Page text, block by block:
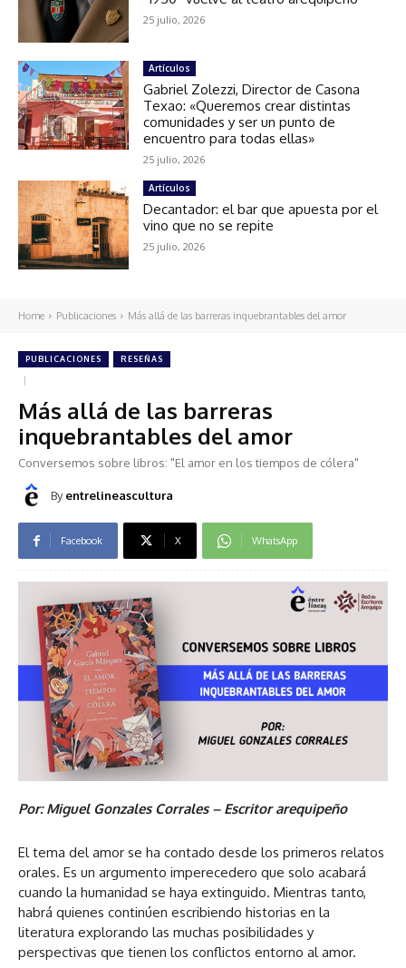
25 julio, 2026
Artículos
Gabriel Zolezzi, Director de Casona
Texao: «Queremos crear distintas
comunidades y ser un punto de
encuentro para todas ellas»
25 julio, 2026
Artículos
Decantador: el bar que apuesta por el
vino que no se repite
25 julio, 2026